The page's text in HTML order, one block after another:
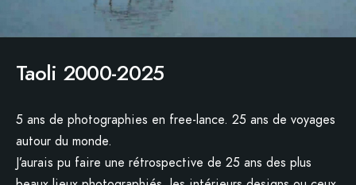
Taoli 2000-2025
5 ans de photographies en free-lance. 25 ans de voyages
autour du monde.
J’aurais pu faire une rétrospective de 25 ans des plus